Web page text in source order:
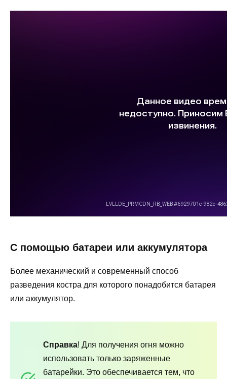
С помощью батареи или аккумулятора
Более механический и современный способ
разведения костра для которого понадобится батарея
или аккумулятор.
Справка! Для получения огня можно
использовать только заряженные
батарейки. Это обеспечивается тем, что